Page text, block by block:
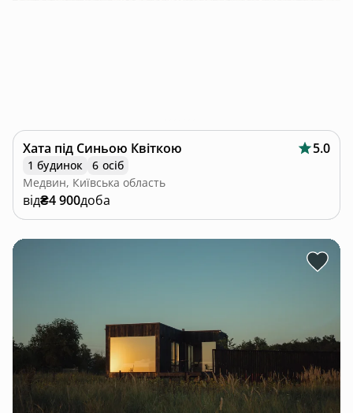
Хата під Синьою Квіткою 5.0
1 будинок
6 осіб
Медвин, Київська область
від₴4 900доба